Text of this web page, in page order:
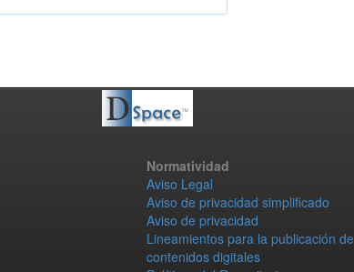
Normatividad
Aviso Legal
Aviso de privacidad simplificado
Aviso de privacidad
Lineamientos para la publicación de
contenidos digitales